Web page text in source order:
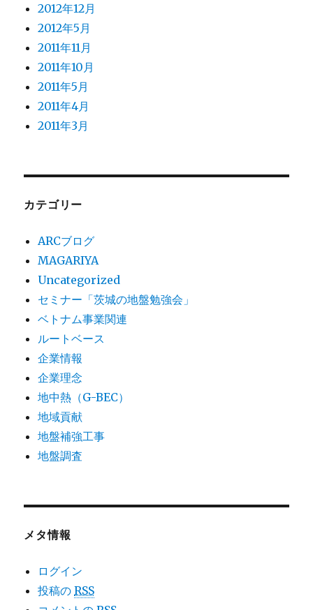
2012年12月
2012年5月
2011年11月
2011年10月
2011年5月
2011年4月
2011年3月
カテゴリー
ARCブログ
MAGARIYA
Uncategorized
セミナー「茨城の地盤勉強会」
ベトナム事業関連
ルートベース
企業情報
企業理念
地中熱（G-BEC）
地域貢献
地盤補強工事
地盤調査
メタ情報
ログイン
投稿のRSS